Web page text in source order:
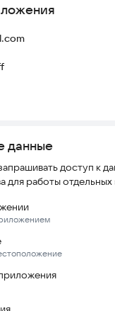
– настоящая
данные
доступ к
для работы